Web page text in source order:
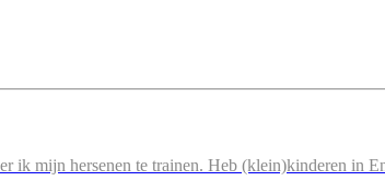
ik mijn hersenen te trainen. Heb (klein)kinderen in